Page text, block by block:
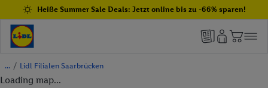
Heiße Summer Sale Deals: Jetzt online bis zu -66% sparen!
/ Lidl Filialen Saarbrücken
Loading map...